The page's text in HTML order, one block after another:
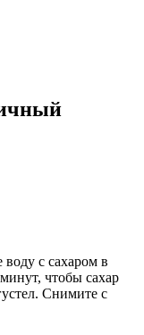
воду с сахаром в
чтобы сахар
Снимите с